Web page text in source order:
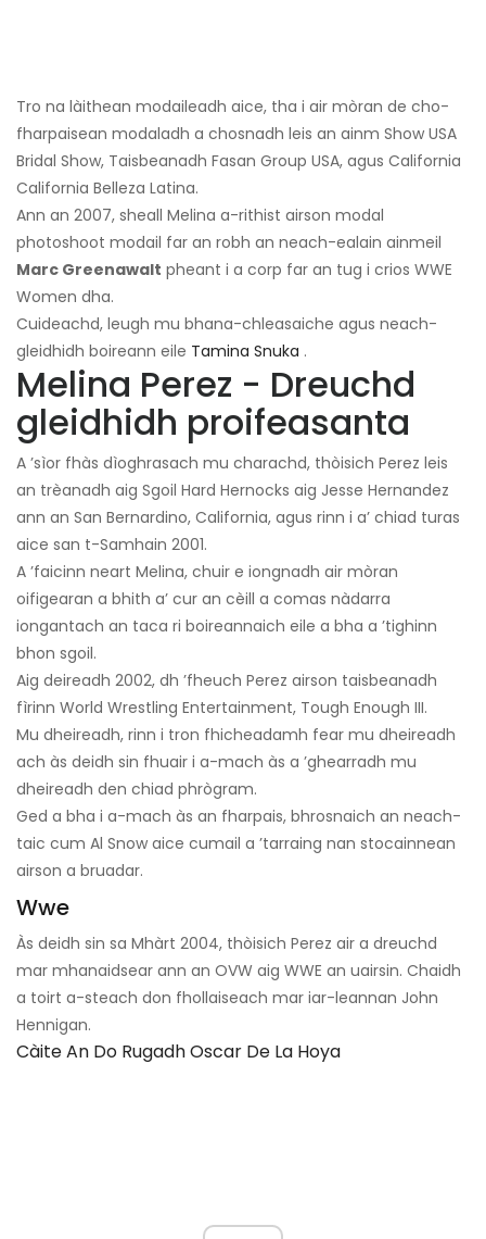
Tro na làithean modaileadh aice, tha i air mòran de cho-
fharpaisean modaladh a chosnadh leis an ainm Show USA
Bridal Show, Taisbeanadh Fasan Group USA, agus California
California Belleza Latina.
Ann an 2007, sheall Melina a-rithist airson modal
photoshoot modail far an robh an neach-ealain ainmeil
Marc Greenawalt pheant i a corp far an tug i crios WWE
Women dha.
Cuideachd, leugh mu bhana-chleasaiche agus neach-
gleidhidh boireann eile Tamina Snuka .
Melina Perez - Dreuchd
gleidhidh proifeasanta
A ’sìor fhàs dìoghrasach mu charachd, thòisich Perez leis
an trèanadh aig Sgoil Hard Hernocks aig Jesse Hernandez
ann an San Bernardino, California, agus rinn i a’ chiad turas
aice san t-Samhain 2001.
A ’faicinn neart Melina, chuir e iongnadh air mòran
oifigearan a bhith a’ cur an cèill a comas nàdarra
iongantach an taca ri boireannaich eile a bha a ’tighinn
bhon sgoil.
Aig deireadh 2002, dh ’fheuch Perez airson taisbeanadh
fìrinn World Wrestling Entertainment, Tough Enough III.
Mu dheireadh, rinn i tron ​​fhicheadamh fear mu dheireadh
ach às deidh sin fhuair i a-mach às a ’ghearradh mu
dheireadh den chiad phrògram.
Ged a bha i a-mach às an fharpais, bhrosnaich an neach-
taic cum Al Snow aice cumail a ’tarraing nan stocainnean
airson a bruadar.
Wwe
Às deidh sin sa Mhàrt 2004, thòisich Perez air a dreuchd
mar mhanaidsear ann an OVW aig WWE an uairsin. Chaidh
a toirt a-steach don fhollaiseach mar iar-leannan John
Hennigan.
Càite An Do Rugadh Oscar De La Hoya